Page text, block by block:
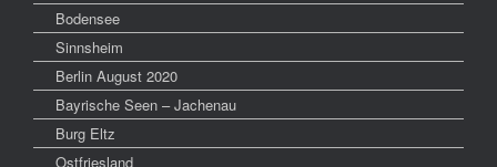
Bodensee
Sinnsheim
Berlin August 2020
Bayrische Seen – Jachenau
Burg Eltz
Ostfriesland